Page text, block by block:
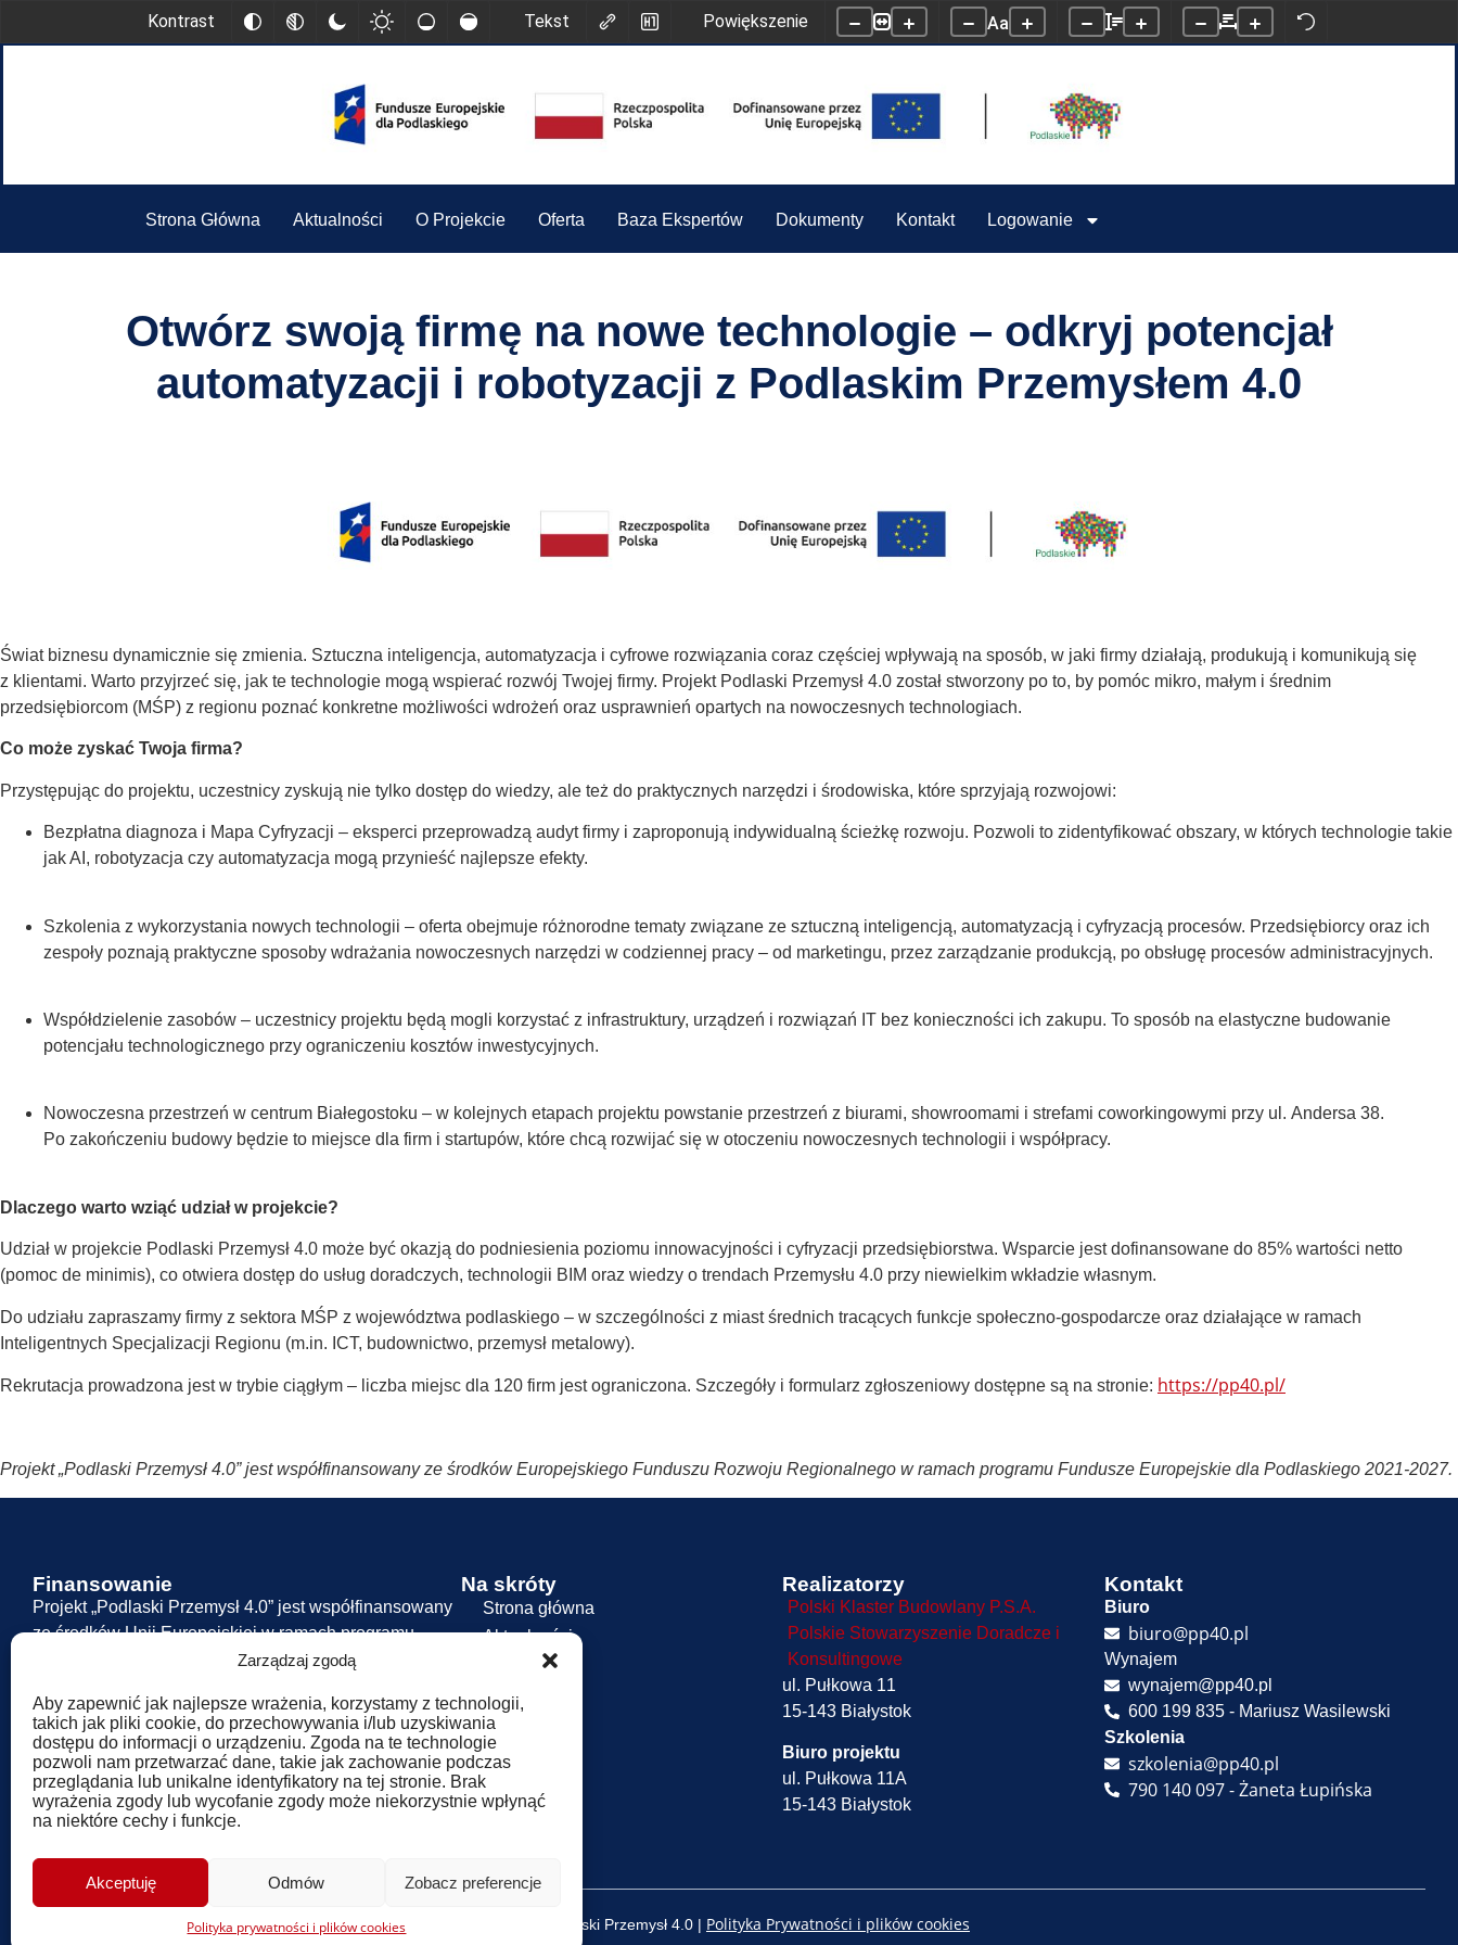
Kontrast Tekst Powiększenie Aa
Zarządzaj zgodą
Aby zapewnić jak najlepsze wrażenia, korzystamy z technologii,
takich jak pliki cookie, do przechowywania i/lub uzyskiwania
dostępu do informacji o urządzeniu. Zgoda na te technologie
pozwoli nam przetwarzać dane, takie jak zachowanie podczas
przeglądania lub unikalne identyfikatory na tej stronie. Brak
wyrażenia zgody lub wycofanie zgody może niekorzystnie wpłynąć
na niektóre cechy i funkcje.
Akceptuję Odmów Zobacz preferencje
Polityka prywatności i plików cookies
Strona Główna Aktualności O Projekcie Oferta Baza Ekspertów Dokumenty Kontakt Logowanie
Otwórz swoją firmę na nowe technologie – odkryj potencjał
automatyzacji i robotyzacji z Podlaskim Przemysłem 4.0
Świat biznesu dynamicznie się zmienia. Sztuczna inteligencja, automatyzacja i cyfrowe rozwiązania coraz częściej wpływają na sposób, w jaki firmy działają, produkują i komunikują się
z klientami. Warto przyjrzeć się, jak te technologie mogą wspierać rozwój Twojej firmy. Projekt Podlaski Przemysł 4.0 został stworzony po to, by pomóc mikro, małym i średnim
przedsiębiorcom (MŚP) z regionu poznać konkretne możliwości wdrożeń oraz usprawnień opartych na nowoczesnych technologiach.
Co może zyskać Twoja firma?
Przystępując do projektu, uczestnicy zyskują nie tylko dostęp do wiedzy, ale też do praktycznych narzędzi i środowiska, które sprzyjają rozwojowi:
Bezpłatna diagnoza i Mapa Cyfryzacji – eksperci przeprowadzą audyt firmy i zaproponują indywidualną ścieżkę rozwoju. Pozwoli to zidentyfikować obszary, w których technologie takie
jak AI, robotyzacja czy automatyzacja mogą przynieść najlepsze efekty.
Szkolenia z wykorzystania nowych technologii – oferta obejmuje różnorodne tematy związane ze sztuczną inteligencją, automatyzacją i cyfryzacją procesów. Przedsiębiorcy oraz ich
zespoły poznają praktyczne sposoby wdrażania nowoczesnych narzędzi w codziennej pracy – od marketingu, przez zarządzanie produkcją, po obsługę procesów administracyjnych.
Współdzielenie zasobów – uczestnicy projektu będą mogli korzystać z infrastruktury, urządzeń i rozwiązań IT bez konieczności ich zakupu. To sposób na elastyczne budowanie
potencjału technologicznego przy ograniczeniu kosztów inwestycyjnych.
Nowoczesna przestrzeń w centrum Białegostoku – w kolejnych etapach projektu powstanie przestrzeń z biurami, showroomami i strefami coworkingowymi przy ul. Andersa 38.
Po zakończeniu budowy będzie to miejsce dla firm i startupów, które chcą rozwijać się w otoczeniu nowoczesnych technologii i współpracy.
Dlaczego warto wziąć udział w projekcie?
Udział w projekcie Podlaski Przemysł 4.0 może być okazją do podniesienia poziomu innowacyjności i cyfryzacji przedsiębiorstwa. Wsparcie jest dofinansowane do 85% wartości netto
(pomoc de minimis), co otwiera dostęp do usług doradczych, technologii BIM oraz wiedzy o trendach Przemysłu 4.0 przy niewielkim wkładzie własnym.
Do udziału zapraszamy firmy z sektora MŚP z województwa podlaskiego – w szczególności z miast średnich tracących funkcje społeczno-gospodarcze oraz działające w ramach
Inteligentnych Specjalizacji Regionu (m.in. ICT, budownictwo, przemysł metalowy).
Rekrutacja prowadzona jest w trybie ciągłym – liczba miejsc dla 120 firm jest ograniczona. Szczegóły i formularz zgłoszeniowy dostępne są na stronie: https://pp40.pl/
Projekt „Podlaski Przemysł 4.0” jest współfinansowany ze środków Europejskiego Funduszu Rozwoju Regionalnego w ramach programu Fundusze Europejskie dla Podlaskiego 2021-2027.
Finansowanie
Projekt „Podlaski Przemysł 4.0” jest współfinansowany
ze środków Unii Europejskiej w ramach programu
Fundusze Europejskie dla Podlaskiego 2021–2027.
Na skróty
Strona główna
Aktualności
O Projekcie
Oferta
Dokumenty
Kontakt
Logowanie
Realizatorzy
Polski Klaster Budowlany P.S.A.
Polskie Stowarzyszenie Doradcze i
Konsultingowe
ul. Pułkowa 11
15-143 Białystok
Biuro projektu
ul. Pułkowa 11A
15-143 Białystok
Kontakt
Biuro
biuro@pp40.pl
Wynajem
wynajem@pp40.pl
600 199 835 - Mariusz Wasilewski
Szkolenia
szkolenia@pp40.pl
790 140 097 - Żaneta Łupińska
© 2025 Podlaski Przemysł 4.0 | Polityka Prywatności i plików cookies